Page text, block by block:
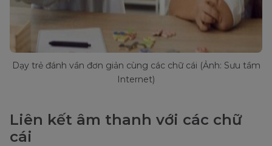
Dạy trẻ đánh vần đơn giản cùng các chữ cái (Ảnh: Sưu tầm
Internet)
Liên kết âm thanh với các chữ
cái